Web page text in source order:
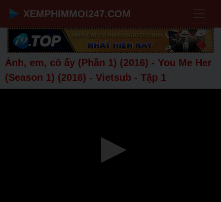
XEMPHIMMOI247.COM
;
Anh, em, cô ấy (Phần 1) (2016) - You Me Her
(Season 1) (2016) - Vietsub - Tập 1